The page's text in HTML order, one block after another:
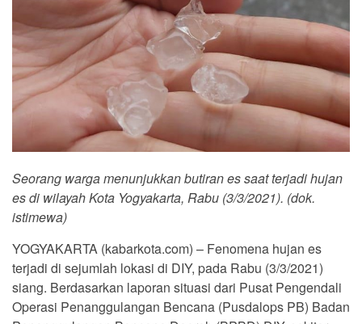
Seorang warga menunjukkan butiran es saat terjadi hujan
es di wilayah Kota Yogyakarta, Rabu (3/3/2021). (dok.
istimewa)
YOGYAKARTA (kabarkota.com) – Fenomena hujan es
terjadi di sejumlah lokasi di DIY, pada Rabu (3/3/2021)
siang. Berdasarkan laporan situasi dari Pusat Pengendali
Operasi Penanggulangan Bencana (Pusdalops PB) Badan